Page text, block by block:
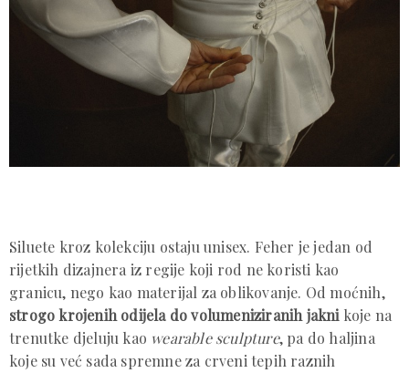
Siluete kroz kolekciju ostaju unisex. Feher je jedan od
rijetkih dizajnera iz regije koji rod ne koristi kao
granicu, nego kao materijal za oblikovanje. Od moćnih,
strogo krojenih odijela do volumeniziranih jakni koje na
trenutke djeluju kao wearable sculpture, pa do haljina
koje su već sada spremne za crveni tepih raznih